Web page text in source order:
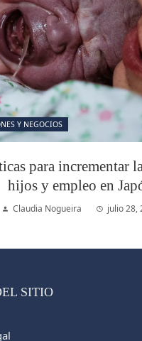
Y NEGOCIOS
para incrementar
hijos y empleo en
Claudia Nogueira julio 28,
SITIO